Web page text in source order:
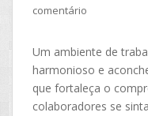
comentário
Um ambiente de
harmonioso e
que fortaleça o
colaboradores se